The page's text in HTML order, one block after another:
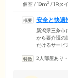
個室 / 19m2 / 1Rタ
安全と快適
楽しみくだ
新潟県三条市
から要介護の
だけるサービ
ることにより
2人部屋あり